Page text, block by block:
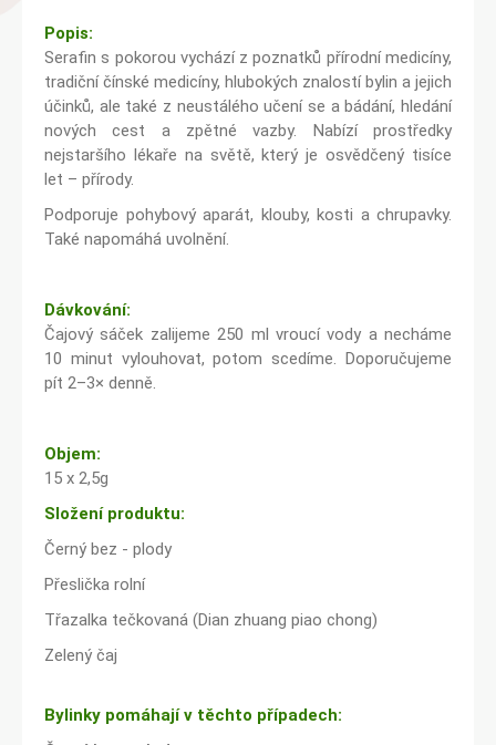
Popis:
Serafin s pokorou vychází z poznatků přírodní medicíny,
tradiční čínské medicíny, hlubokých znalostí bylin a jejich
účinků, ale také z neustálého učení se a bádání, hledání
nových cest a zpětné vazby. Nabízí prostředky
nejstaršího lékaře na světě, který je osvědčený tisíce
let – přírody.
Podporuje pohybový aparát, klouby, kosti a chrupavky.
Také napomáhá uvolnění.
Dávkování:
Čajový sáček zalijeme 250 ml vroucí vody a necháme
10 minut vylouhovat, potom scedíme. Doporučujeme
pít 2–3× denně.
Objem:
15 x 2,5g
Složení produktu:
Černý bez - plody
Přeslička rolní
Třazalka tečkovaná (Dian zhuang piao chong)
Zelený čaj
Bylinky pomáhají v těchto případech: